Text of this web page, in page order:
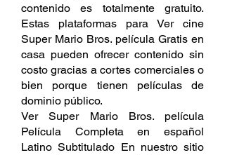
contenido es totalmente gratuito.
Estas plataformas para Ver cine
Super Mario Bros. película Gratis en
casa pueden ofrecer contenido sin
costo gracias a cortes comerciales o
bien porque tienen películas de
dominio público.
Ver Super Mario Bros. película
Película Completa en español
Latino Subtitulado En nuestro sitio